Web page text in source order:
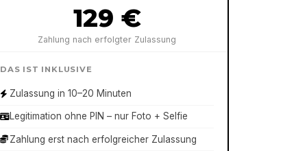
129 €
Zahlung nach erfolgter Zulassung
DAS IST INKLUSIVE
Zulassung in 10–20 Minuten
Legitimation ohne PIN – nur Foto + Selfie
Zahlung erst nach erfolgreicher Zulassung